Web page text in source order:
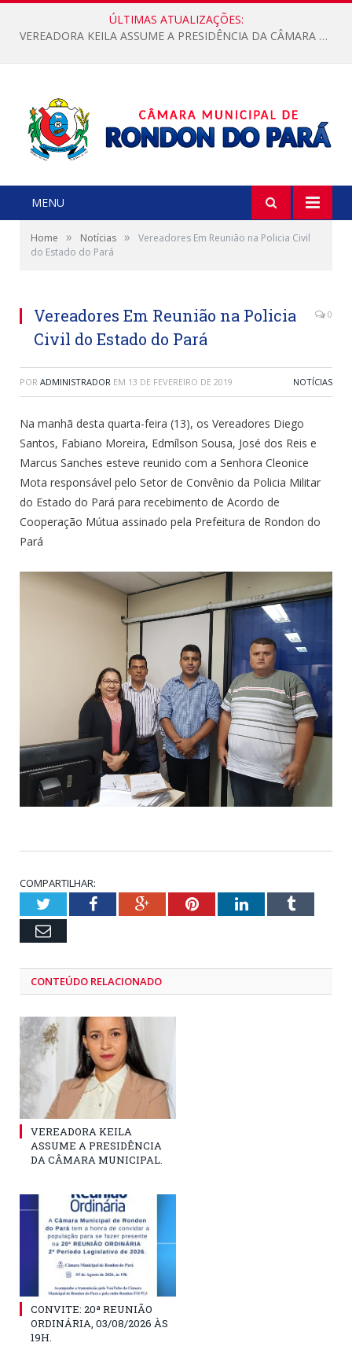
ÚLTIMAS ATUALIZAÇÕES:
VEREADORA KEILA ASSUME A PRESIDÊNCIA DA CÂMARA MUNICIPAL.
MENU
Home » Notícias »
Vereadores Em Reunião na Policia Civil
do Estado do Pará
Vereadores Em Reunião na Policia
Civil do Estado do Pará
0
POR ADMINISTRADOR EM 13 DE FEVEREIRO DE 2019 NOTÍCIAS
Na manhã desta quarta-feira (13), os Vereadores Diego
Santos, Fabiano Moreira, Edmílson Sousa, José dos Reis e
Marcus Sanches esteve reunido com a Senhora Cleonice
Mota responsável pelo Setor de Convênio da Policia Militar
do Estado do Pará para recebimento de Acordo de
Cooperação Mútua assinado pela Prefeitura de Rondon do
Pará
COMPARTILHAR:
TwitterFacebookGoogle+PinterestLinkedInTumblr
Email
CONTEÚDO RELACIONADO
VEREADORA KEILA
ASSUME A PRESIDÊNCIA
DA CÂMARA MUNICIPAL.
CONVITE: 20ª REUNIÃO
ORDINÁRIA, 03/08/2026 ÀS
19H.